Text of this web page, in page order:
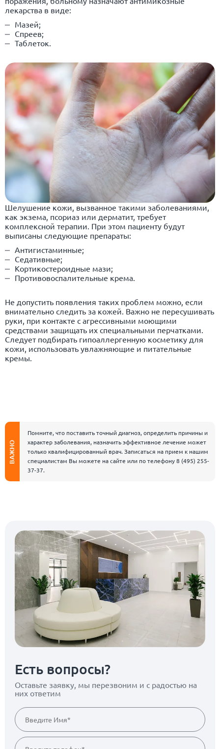
лекарства в виде:
Мазей;
Спреев;
Таблеток.
Шелушение кожи, вызванное такими заболеваниями,
как экзема, псориаз или дерматит, требует
комплексной терапии. При этом пациенту будут
выписаны следующие препараты:
Антигистаминные;
Седативные;
Кортикостероидные мази;
Противовоспалительные крема.
Не допустить появления таких проблем можно, если
внимательно следить за кожей. Важно не пересушивать
руки, при контакте с агрессивными моющими
средствами защищать их специальными перчатками.
Следует подбирать гипоаллергенную косметику для
кожи, использовать увлажняющие и питательные
кремы.
ВАЖНО
Помните, что поставить точный диагноз, определить причины и
характер заболевания, назначить эффективное лечение может
только квалифицированный врач. Записаться на прием к нашим
специалистам Вы можете на сайте или по телефону8 (495) 255-
37-37.
Есть вопросы?
Оставьте заявку, мы перезвоним и с радостью на
них ответим